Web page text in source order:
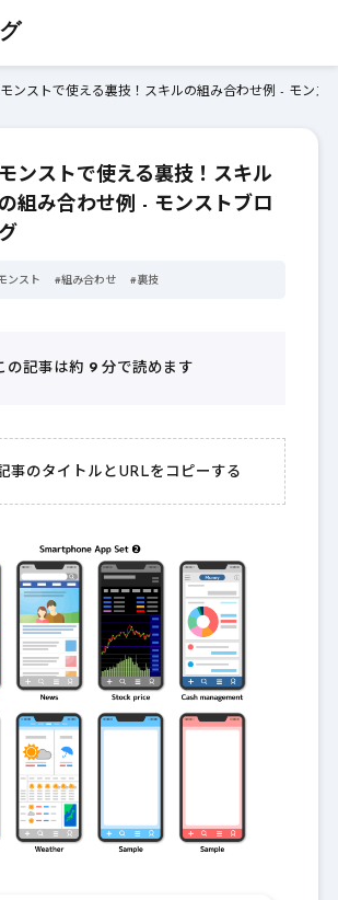
モンストで使える裏技！スキルの組み合わせ例 - モンス
モンストで使える裏技！スキル
の組み合わせ例 - モンストブロ
グ
ンスト #組み合わせ #裏技
の記事は約 9 分で読めます
事のタイトルとURLをコピーする